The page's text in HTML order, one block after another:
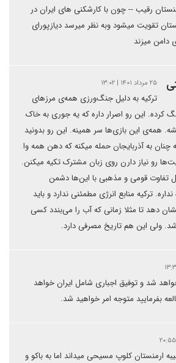
رقیب -- چون با کارشکنی های ایران در
تقویت میشود وبه نظر میرسد دیازپورای
دامن میزند
۲۵ مرداد ۱۴۰۱ | ۱۳:۰۲
ترکیه به دلیل جنگ‌ورزی همه‌ی مرزهای
کرده. این رو اصرار داره که یه جوری به خاک
همه‌ی این بازی‌ها سر همینه. این رو بدونید
چنان به آذربایجان حمله میکنه که دهن همه وا
رو نیاز دارن روی زبان مشترک تکیه میکنن.
تفاوت قومی و مذهبی با این‌ها دشمن
ترکیه منابع انرژی مطمئنی ندارد و باید
دهد تا مثلا زمانی که آب را می‌بندد کسی
ولی این هم تاریخ مصرفی دارد.
شد و توفیق اجباری شامل ایران خواهد
بفرمایید متوجه امر خواهید شد.
ارمنستان کلوپ مسیحی میداند اما به باکو و